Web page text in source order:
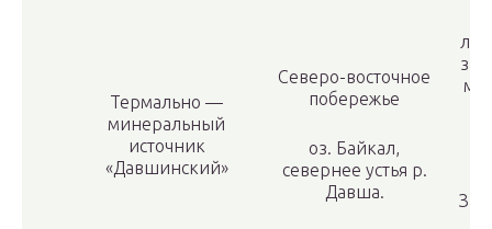
Термально —
минеральный
источник
«Давшинский»
Северо-восточное
побережье
оз. Байкал,
севернее устья р.
Давша.